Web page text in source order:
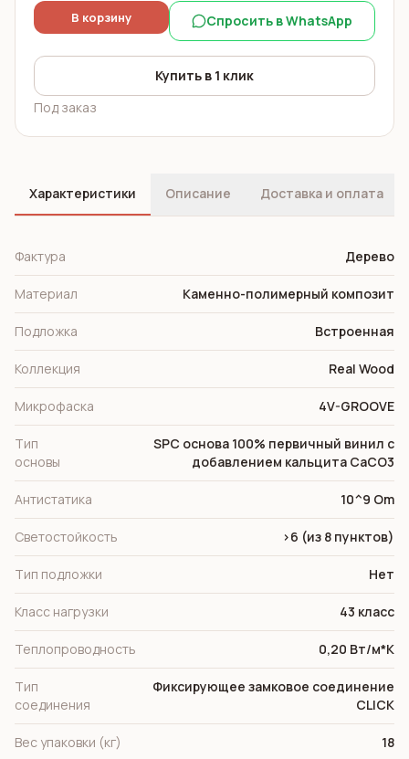
В корзину Спросить в WhatsApp
Купить в 1 клик
Под заказ
Характеристики Описание Доставка и оплата
Фактура Дерево
Материал Каменно-полимерный композит
Подложка Встроенная
Коллекция Real Wood
Микрофаска 4V-GROOVE
Тип
основы
SPC основа 100% первичный винил с
добавлением кальцита СаСО3
Антистатика 10^9 Om
Светостойкость >6 (из 8 пунктов)
Тип подложки Нет
Класс нагрузки 43 класс
Теплопроводность 0,20 Вт/м*К
Тип
соединения
Фиксирующее замковое соединение
CLICK
Вес упаковки (кг) 18